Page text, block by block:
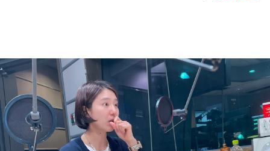
お知らせ
イベント・グッズ
YouTube
会社情報